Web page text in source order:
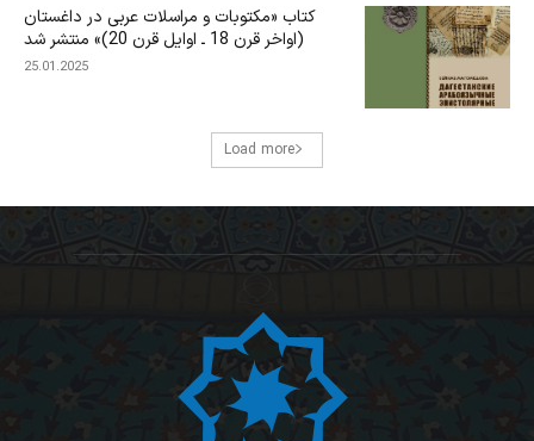
کتاب «مکتوبات و مراسلات عربی در داغستان
(اواخر قرن 18 ـ اوایل قرن 20)» منتشر شد
25.01.2025
Load more